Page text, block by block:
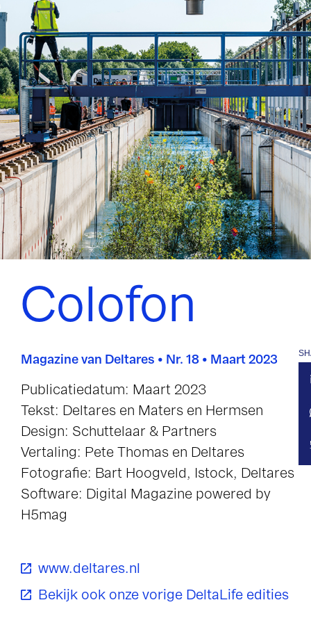
Colofon
Magazine van Deltares • Nr. 18 • Maart 2023
Publicatiedatum: Maart 2023
Tekst: Deltares en Maters en Hermsen
Design: Schuttelaar & Partners
Vertaling: Pete Thomas en Deltares
Fotografie: Bart Hoogveld, Istock, Deltares
Software: Digital Magazine powered by
H5mag
www.deltares.nl
Bekijk ook onze vorige DeltaLife edities